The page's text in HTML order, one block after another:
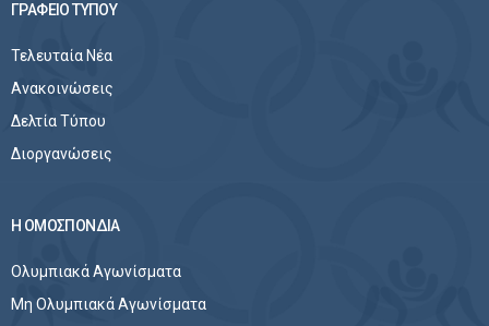
ΓΡΑΦΕΙΟ ΤΥΠΟΥ
Τελευταία Νέα
Ανακοινώσεις
Δελτία Τύπου
Διοργανώσεις
Η ΟΜΟΣΠΟΝΔΙΑ
Ολυμπιακά Αγωνίσματα
Μη Ολυμπιακά Αγωνίσματα